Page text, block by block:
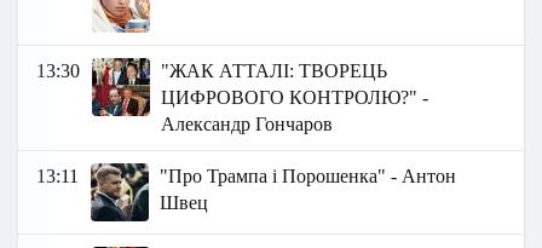
13:30
"ЖАК АТТАЛІ: ТВОРЕЦЬ
ЦИФРОВОГО КОНТРОЛЮ?" -
Александр Гончаров
13:11
"Про Трампа і Порошенка" - Антон
Швец